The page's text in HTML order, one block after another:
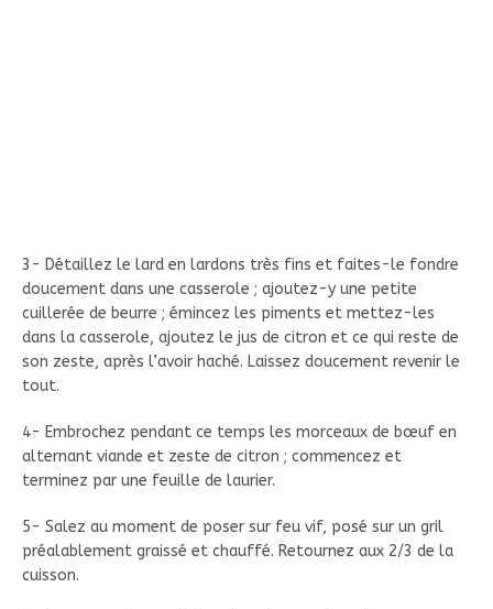
3- Détaillez le lard en lardons très fins et faites-le fondre
doucement dans une casserole ; ajoutez-y une petite
cuillerée de beurre ; émincez les piments et mettez-les
dans la casserole, ajoutez le jus de citron et ce qui reste de
son zeste, après l’avoir haché. Laissez doucement revenir le
tout.
4- Embrochez pendant ce temps les morceaux de bœuf en
alternant viande et zeste de citron ; commencez et
terminez par une feuille de laurier.
5- Salez au moment de poser sur feu vif, posé sur un gril
préalablement graissé et chauffé. Retournez aux 2/3 de la
cuisson.